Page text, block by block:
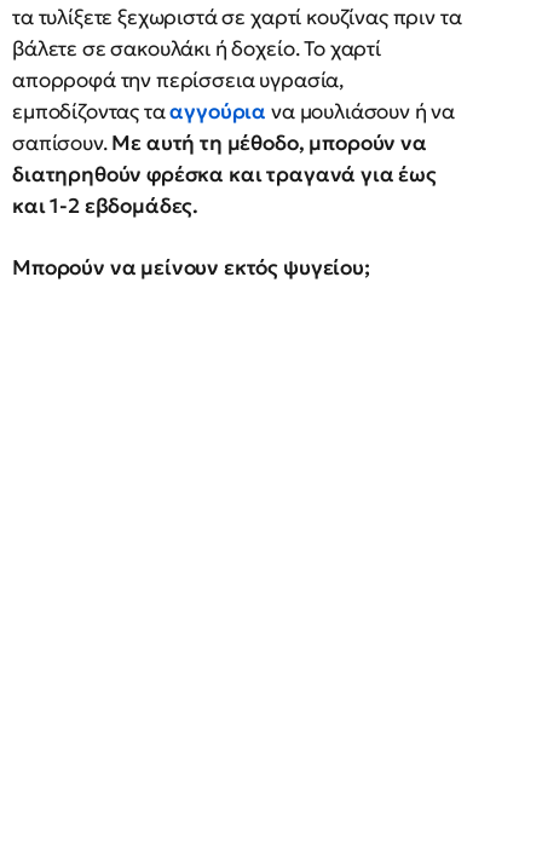
τα τυλίξετε ξεχωριστά σε χαρτί κουζίνας πριν τα
βάλετε σε σακουλάκι ή δοχείο. Το χαρτί
απορροφά την περίσσεια υγρασία,
εμποδίζοντας τααγγούριανα μουλιάσουν ή να
σαπίσουν.Με αυτή τη μέθοδο, μπορούν να
διατηρηθούν φρέσκα και τραγανά για έως
και 1-2 εβδομάδες.
Μπορούν να μείνουν εκτός ψυγείου;